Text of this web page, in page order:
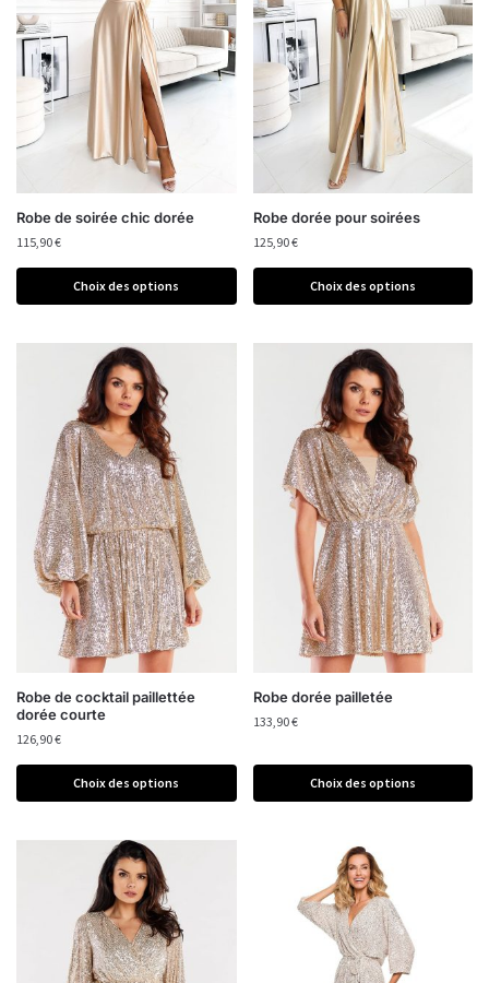
Robe de soirée chic dorée
115,90€
Choix des options
Robe dorée pour soirées
125,90€
Choix des options
Robe de cocktail paillettée
dorée courte
126,90€
Choix des options
Robe dorée pailletée
133,90€
Choix des options